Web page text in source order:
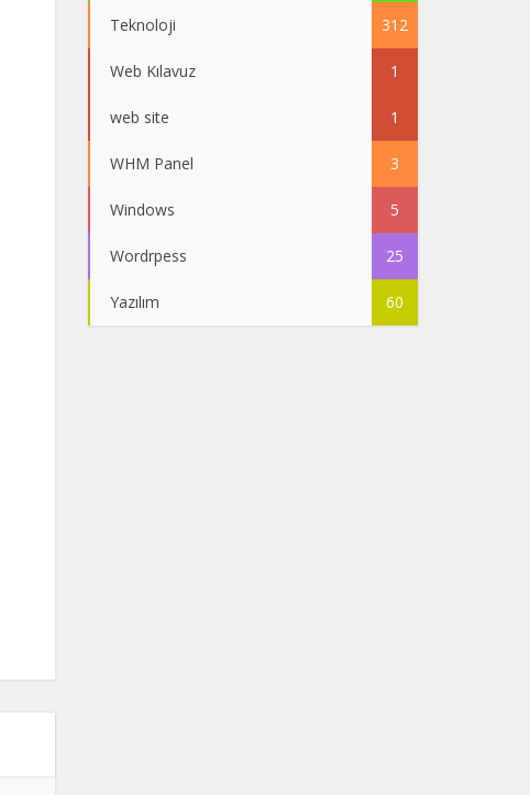
Teknoloji 312
Web Kılavuz 1
web site 1
WHM Panel 3
Windows 5
Wordrpess 25
Yazılım 60